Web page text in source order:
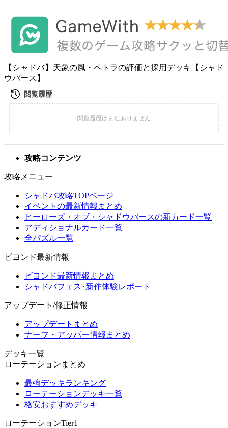
【シャドバ】天象の風・ペトラの評価と採用デッキ【シャド
ウバース】
攻略コンテンツ
攻略メニュー
シャドバ攻略TOPページ
イベントの最新情報まとめ
ヒーローズ・オブ・シャドウバースの新カード一覧
アディショナルカード一覧
全パズル一覧
ビヨンド最新情報
ビヨンド最新情報まとめ
シャドバフェス･新作体験レポート
アップデート/修正情報
アップデートまとめ
ナーフ・アッパー情報まとめ
デッキ一覧
ローテーションまとめ
最強デッキランキング
ローテーションデッキ一覧
格安おすすめデッキ
ローテーションTier1